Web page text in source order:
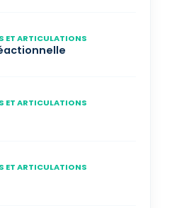
ET ARTICULATIONS
ET ARTICULATIONS
ET ARTICULATIONS